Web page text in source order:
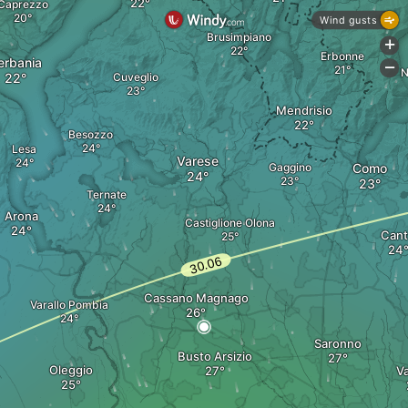
Como
Varese
Cassano Magnago
Gaggino
Castiglione Olona
Saronno
Busto Arsizio
Ternate
Varallo Pombia
Arona
Oleggio
Erbonne
Mendrisio
Brusimpiano
Cuveglio
Lesa
Besozzo
Wind gusts
+
-